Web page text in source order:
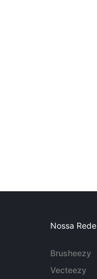
Nossa Rede
Brusheezy
Vecteezy